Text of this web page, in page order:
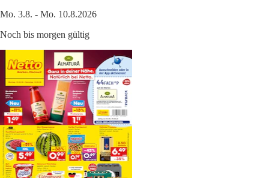
Mo. 3.8. - Mo. 10.8.2026
Noch bis morgen gültig